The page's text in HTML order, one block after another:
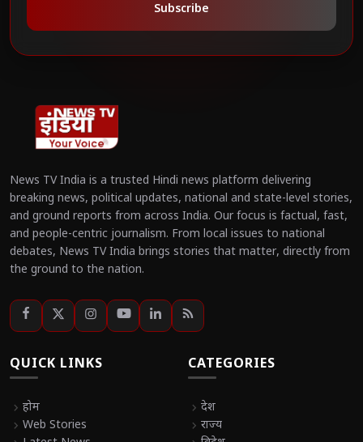
Subscribe
News TV India is a trusted Hindi news platform delivering
breaking news, political updates, national and state-level stories,
and ground reports from across India. Our focus is factual, fast,
and people-centric journalism. From local issues to national
debates, News TV India brings stories that matter, directly from
the ground to the nation.
QUICK LINKS
chevron_right होम
chevron_right Web Stories
CATEGORIES
chevron_right देश
chevron_right राज्य